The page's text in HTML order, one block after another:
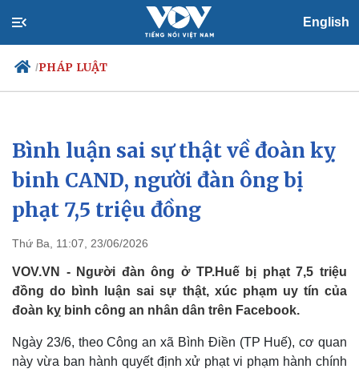
English
/PHÁP LUẬT
Chính trị
Đảng
Tổ chức nhân sự
Quốc hội
Nhận diện sự thật
Xã hội
Tin 24h
Dự báo thời tiết
Giáo dục
Dấu ấn VOV
Bình luận sai sự thật về đoàn kỵ
binh CAND, người đàn ông bị
phạt 7,5 triệu đồng
Thứ Ba, 11:07, 23/06/2026
VOV.VN - Người đàn ông ở TP.Huế bị phạt 7,5 triệu
đồng do bình luận sai sự thật, xúc phạm uy tín của
đoàn kỵ binh công an nhân dân trên Facebook.
Ngày 23/6, theo Công an xã Bình Điền (TP Huế), cơ quan
này vừa ban hành quyết định xử phạt vi phạm hành chính